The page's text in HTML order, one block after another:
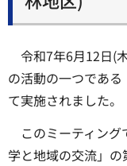
令和7年6月12日(
の活動の一つであ
て実施されました。
このミーティン
学と地域の交流」